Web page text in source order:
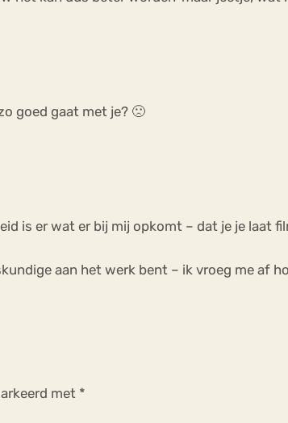
goed gaat met je? 🙁
is er wat er bij mij opkomt – dat je je laat
aan het werk bent – ik vroeg me af
met *